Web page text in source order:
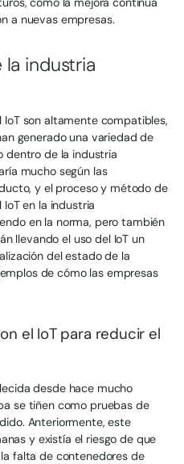
a nuevas empresas.
la industria
son altamente compatibles,
generado una variedad de
dentro de la industria
mucho según las
y el proceso y método de
en la industria
en la norma, pero también
llevando el uso del IoT un
del estado de la
de cómo las empresas
el IoT para reducir el
desde hace mucho
se tiñen como pruebas de
Anteriormente, este
y existía el riesgo de que
falta de contenedores de